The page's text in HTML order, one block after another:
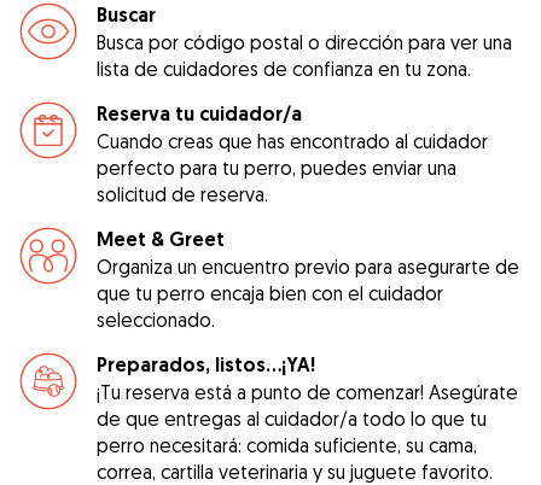
Buscar
Busca por código postal o dirección para ver una
lista de cuidadores de confianza en tu zona.
Reserva tu cuidador/a
Cuando creas que has encontrado al cuidador
perfecto para tu perro, puedes enviar una
solicitud de reserva.
Meet & Greet
Organiza un encuentro previo para asegurarte de
que tu perro encaja bien con el cuidador
seleccionado.
Preparados, listos...¡YA!
¡Tu reserva está a punto de comenzar! Asegúrate
de que entregas al cuidador/a todo lo que tu
perro necesitará: comida suficiente, su cama,
correa, cartilla veterinaria y su juguete favorito.